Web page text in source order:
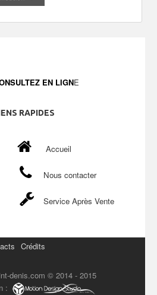
EN LIGNE
RAPIDES
Accueil
Nous contacter
Service Après Vente
Crédits
denis.com © 2014 - 2015
: